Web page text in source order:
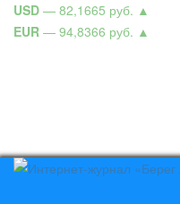
USD — 82,1665 руб. ▲
EUR — 94,8366 руб. ▲